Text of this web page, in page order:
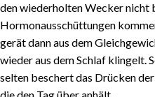
den wiederholten Wecker nicht
Hormonausschüttungen
gerät dann aus dem
wieder aus dem Schlaf klingelt.
selten beschert das Drücken